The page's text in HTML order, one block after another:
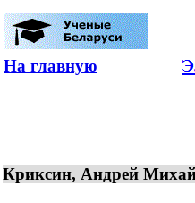
На главную
Криксин, Андрей